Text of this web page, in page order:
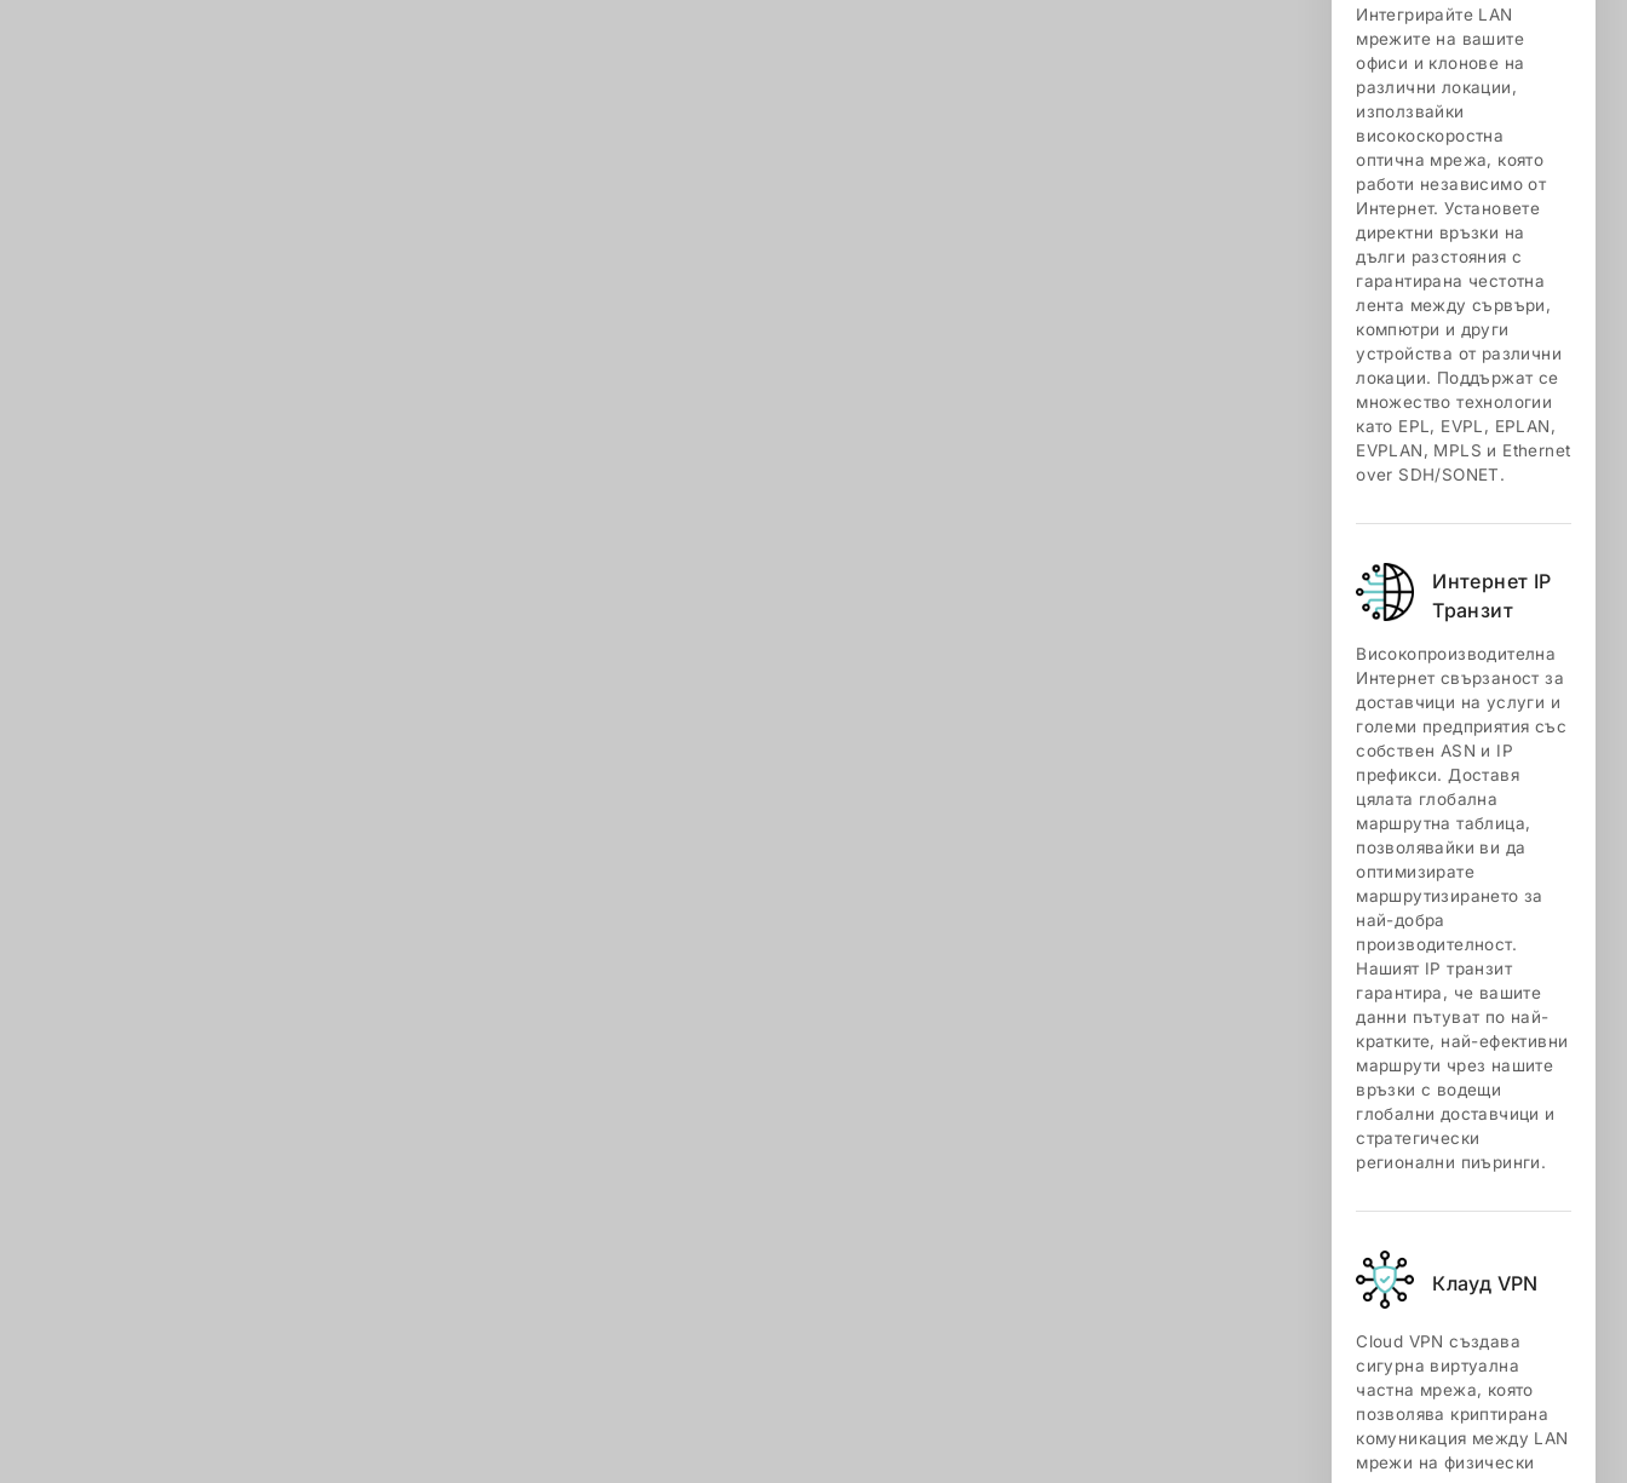
Интегрирайте LAN
мрежите на вашите
офиси и клонове на
различни локации,
използвайки
високоскоростна
оптична мрежа, която
работи независимо от
Интернет. Установете
директни връзки на
дълги разстояния с
гарантирана честотна
лента между сървъри,
компютри и други
устройства от различни
локации. Поддържат се
множество технологии
като EPL, EVPL, EPLAN,
EVPLAN, MPLS и Ethernet
over SDH/SONET.
Интернет IP
Транзит
Високопроизводителна
Интернет свързаност за
доставчици на услуги и
големи предприятия със
собствен ASN и IP
префикси. Доставя
цялата глобална
маршрутна таблица,
позволявайки ви да
оптимизирате
маршрутизирането за
най-добра
производителност.
Нашият IP транзит
гарантира, че вашите
данни пътуват по най-
кратките, най-ефективни
маршрути чрез нашите
връзки с водещи
глобални доставчици и
стратегически
регионални пиъринги.
Клауд VPN
Cloud VPN създава
сигурна виртуална
частна мрежа, която
позволява криптирана
комуникация между LAN
мрежи на физически